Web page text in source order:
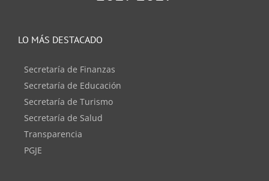
LO MÁS DESTACADO
Secretaría de Finanzas
Secretaría de Educación
Secretaría de Turismo
Secretaría de Salud
Transparencia
PGJE